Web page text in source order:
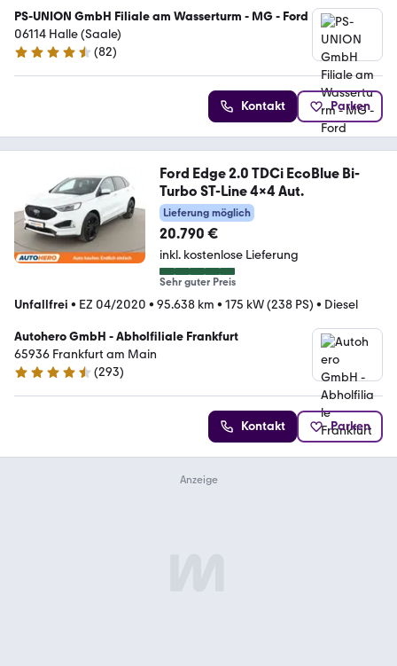
PS-UNION GmbH Filiale am Wasserturm - MG - Ford
06114 Halle (Saale)
4.7 Sterne
(82)
Kontakt Parken
Ford Edge 2.0 TDCi EcoBlue Bi-
Turbo ST-Line 4x4 Aut.
Lieferung möglich
20.790 €
inkl. kostenlose Lieferung
Sehr guter Preis
Unfallfrei • EZ 04/2020 • 95.638 km • 175 kW (238 PS) • Diesel
Autohero GmbH - Abholfiliale Frankfurt
65936 Frankfurt am Main
4.6 Sterne
(293)
Kontakt Parken